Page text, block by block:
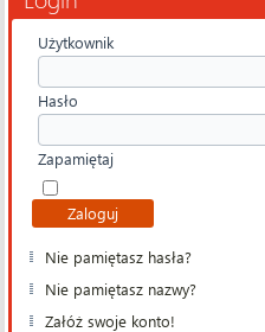
Użytkownik
Hasło
Zapamiętaj
Nie pamiętasz hasła?
Nie pamiętasz nazwy?
Załóż swoje konto!